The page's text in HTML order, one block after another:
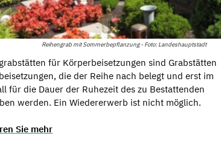
Reihengrab mit Sommerbepflanzung - Foto: Landeshauptstadt
für Körperbeisetzungen sind Grabstätten
die der Reihe nach belegt und erst im
für die Dauer der Ruhezeit des zu Bestattenden
werden. Ein Wiedererwerb ist nicht möglich.
Sie mehr